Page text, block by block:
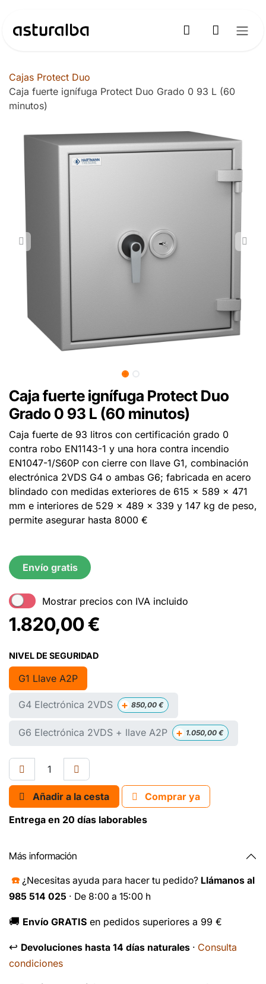
Cajas Protect Duo
Caja fuerte ignífuga Protect Duo Grado 0 93 L (60
minutos)
Caja fuerte ignífuga Protect Duo
Grado 0 93 L (60 minutos)
Caja fuerte de 93 litros con certificación grado 0
contra robo EN1143-1 y una hora contra incendio
EN1047-1/S60P con cierre con llave G1, combinación
electrónica 2VDS G4 o ambas G6; fabricada en acero
blindado con medidas exteriores de 615 x 589 x 471
mm e interiores de 529 x 489 x 339 y 147 kg de peso,
permite asegurar hasta 8000 €
Envío gratis
Mostrar precios con IVA incluido
1.820,00€
NIVEL DE SEGURIDAD
G1 Llave A2P
G4 Electrónica 2VDS + 850,00 €
G6 Electrónica 2VDS + llave A2P + 1.050,00 €
Añadir a la cesta
Comprar ya
Entrega en 20 días laborables
Más información
☎️ ¿Necesitas ayuda para hacer tu pedido? Llámanos al
985 514 025 · De 8:00 a 15:00 h
🚚 Envío GRATIS en pedidos superiores a 99 €
↩️ Devoluciones hasta 14 días naturales · Consulta
condiciones